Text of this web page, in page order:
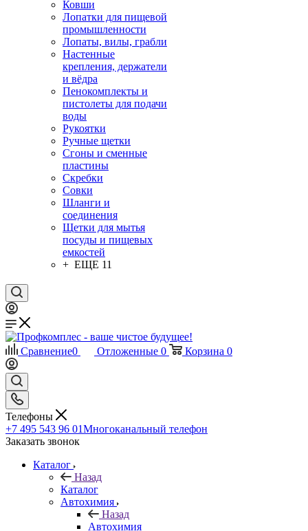
Ковши
Лопатки для пищевой
промышленности
Лопаты, вилы, грабли
Настенные
крепления, держатели
и вёдра
Пенокомплекты и
пистолеты для подачи
воды
Рукоятки
Ручные щетки
Сгоны и сменные
пластины
Скребки
Совки
Шланги и
соединения
Щетки для мытья
посуды и пищевых
емкостей
+ ЕЩЕ 11
Сравнение0 Отложенные 0 Корзина 0
Телефоны
+7 495 543 96 01Многоканальный телефон
Заказать звонок
Каталог
Назад
Каталог
Автохимия
Назад
Автохимия